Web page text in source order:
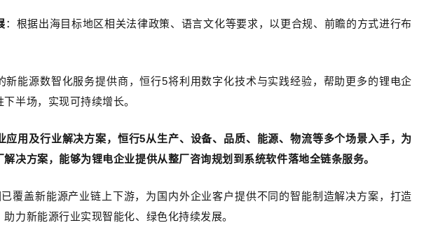
：根据出海目标地区相关法律政策、语言文化等要求，以更合规、前瞻的方式进行布
新能源数智化服务提供商，恒行5将利用数字化技术与实践经验，帮助更多的锂电企
半场，实现可持续增长。
应用及行业解决方案，恒行5从生产、设备、品质、能源、物流等多个场景入手，为
决方案，能够为锂电企业提供从整厂咨询规划到系统软件落地全链条服务。
覆盖新能源产业链上下游，为国内外企业客户提供不同的智能制造解决方案，打造
力新能源行业实现智能化、绿色化持续发展。